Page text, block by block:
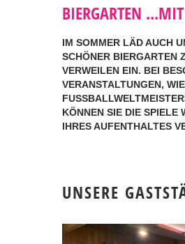
BIERGARTEN
IM SOMMER LÄD AUCH
SCHÖNER BIERGARTEN
VERWEILEN EIN. BEI
VERANSTALTUNGEN,
ÖNNEN SIE DIE SPIELE
HRES AUFENTHALTES
UNSERE